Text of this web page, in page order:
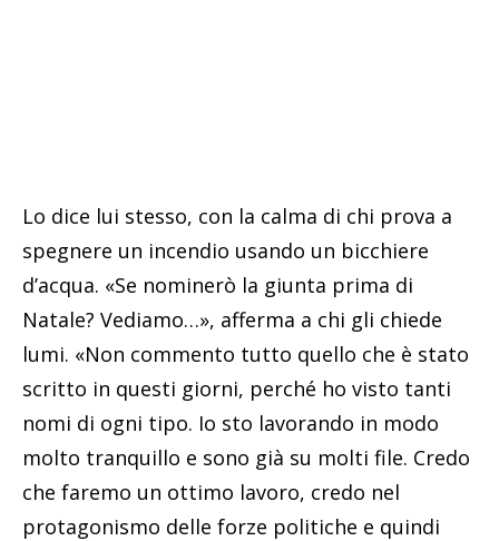
Lo dice lui stesso, con la calma di chi prova a
spegnere un incendio usando un bicchiere
d’acqua. «Se nominerò la giunta prima di
Natale? Vediamo…», afferma a chi gli chiede
lumi. «Non commento tutto quello che è stato
scritto in questi giorni, perché ho visto tanti
nomi di ogni tipo. Io sto lavorando in modo
molto tranquillo e sono già su molti file. Credo
che faremo un ottimo lavoro, credo nel
protagonismo delle forze politiche e quindi